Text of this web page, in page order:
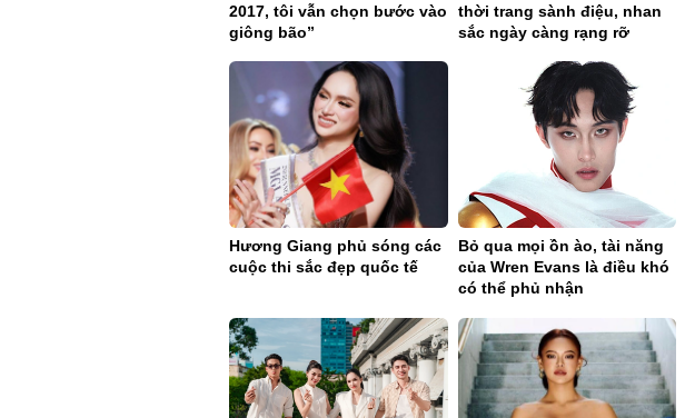
2017, tôi vẫn chọn bước vào
giông bão”
thời trang sành điệu, nhan
sắc ngày càng rạng rỡ
Hương Giang phủ sóng các
cuộc thi sắc đẹp quốc tế
Bỏ qua mọi ồn ào, tài năng
của Wren Evans là điều khó
có thể phủ nhận